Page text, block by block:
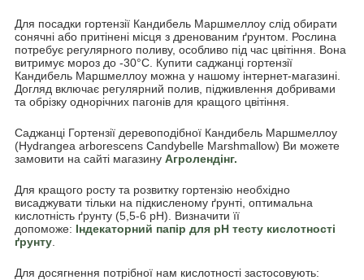
Для посадки гортензії Кандибель Маршмеллоу слід обирати
сонячні або притінені місця з дренованим ґрунтом. Рослина
потребує регулярного поливу, особливо під час цвітіння. Вона
витримує мороз до -30°C. Купити саджанці гортензії
Кандибель Маршмеллоу можна у нашому інтернет-магазині.
Догляд включає регулярний полив, підживлення добривами
та обрізку однорічних пагонів для кращого цвітіння.
Саджанці Гортензії деревоподібної Кандибель Маршмеллоу
(Hydrangea arborescens Candybelle Marshmallow) Ви можете
замовити на сайті магазину Агролендінг.
Для кращого росту та розвитку гортензію необхідно
висаджувати тільки на підкисленому ґрунті, оптимальна
кислотність ґрунту (5,5-6 pH). Визначити її
допоможе: Індекаторний папір для pH тесту кислотності
ґрунту
Для досягнення потрібної нам кислотності застосовують: